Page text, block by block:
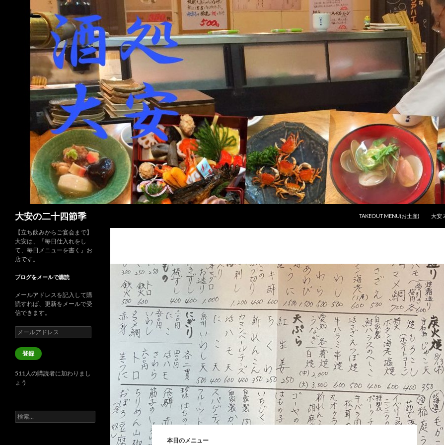
大安の二十四節季
TAKEOUT MENU(お土産)
大安
本日のメニュー
【立ち飲みからご宴会まで】
大安は、『毎日仕入れをし
て、毎日メニューを書く』お
店です。
ブログをメールで購読
メールアドレスを記入して購
読すれば、更新をメールで受
信できます。
メ
ー
ル
ア
レ
ス
登録
511人の購読者に加わりまし
ょう
検
索: